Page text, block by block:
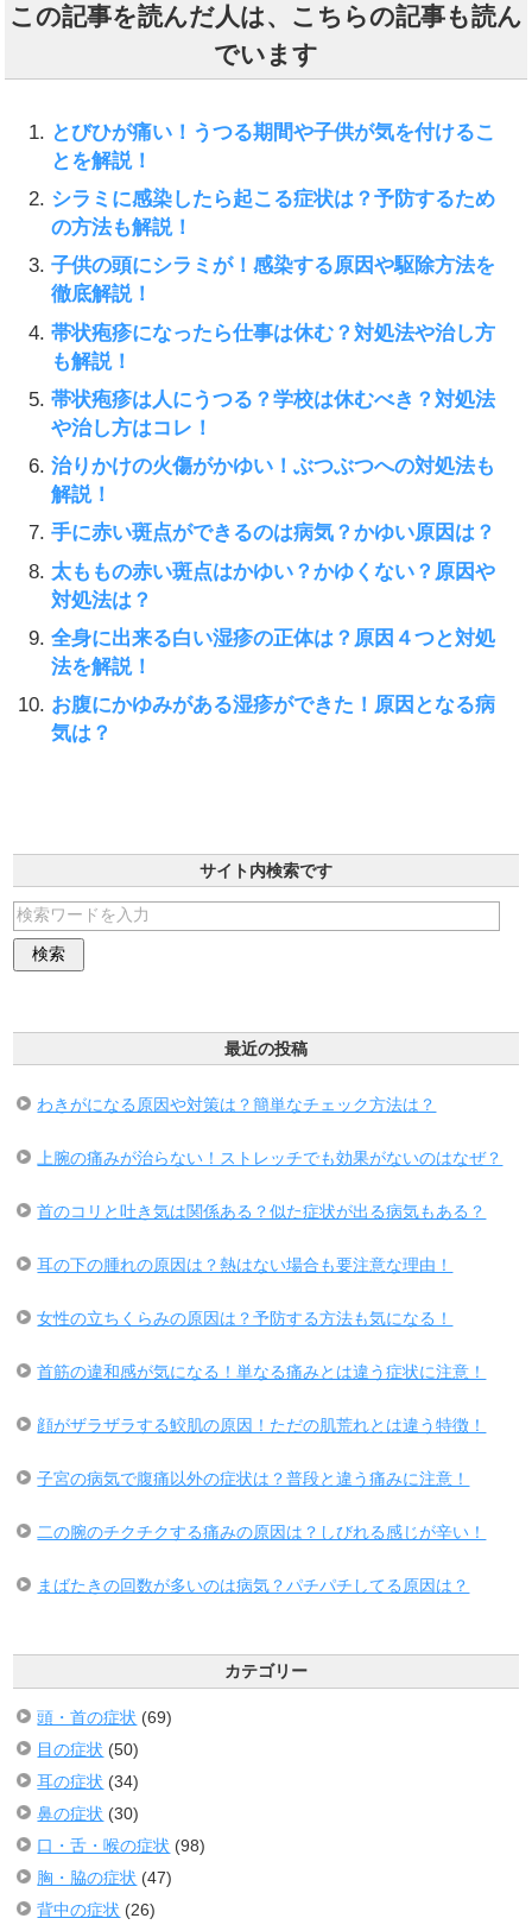
この記事を読んだ人は、こちらの記事も読ん
でいます
とびひが痛い！うつる期間や子供が気を付けるこ
とを解説！
シラミに感染したら起こる症状は？予防するため
の方法も解説！
子供の頭にシラミが！感染する原因や駆除方法を
徹底解説！
帯状疱疹になったら仕事は休む？対処法や治し方
も解説！
帯状疱疹は人にうつる？学校は休むべき？対処法
や治し方はコレ！
治りかけの火傷がかゆい！ぶつぶつへの対処法も
解説！
手に赤い斑点ができるのは病気？かゆい原因は？
太ももの赤い斑点はかゆい？かゆくない？原因や
対処法は？
全身に出来る白い湿疹の正体は？原因４つと対処
法を解説！
お腹にかゆみがある湿疹ができた！原因となる病
気は？
サイト内検索です
最近の投稿
わきがになる原因や対策は？簡単なチェック方法は？
上腕の痛みが治らない！ストレッチでも効果がないのはなぜ？
首のコリと吐き気は関係ある？似た症状が出る病気もある？
耳の下の腫れの原因は？熱はない場合も要注意な理由！
女性の立ちくらみの原因は？予防する方法も気になる！
首筋の違和感が気になる！単なる痛みとは違う症状に注意！
顔がザラザラする鮫肌の原因！ただの肌荒れとは違う特徴！
子宮の病気で腹痛以外の症状は？普段と違う痛みに注意！
二の腕のチクチクする痛みの原因は？しびれる感じが辛い！
まばたきの回数が多いのは病気？パチパチしてる原因は？
カテゴリー
頭・首の症状 (69)
目の症状 (50)
耳の症状 (34)
鼻の症状 (30)
口・舌・喉の症状 (98)
胸・脇の症状 (47)
背中の症状 (26)